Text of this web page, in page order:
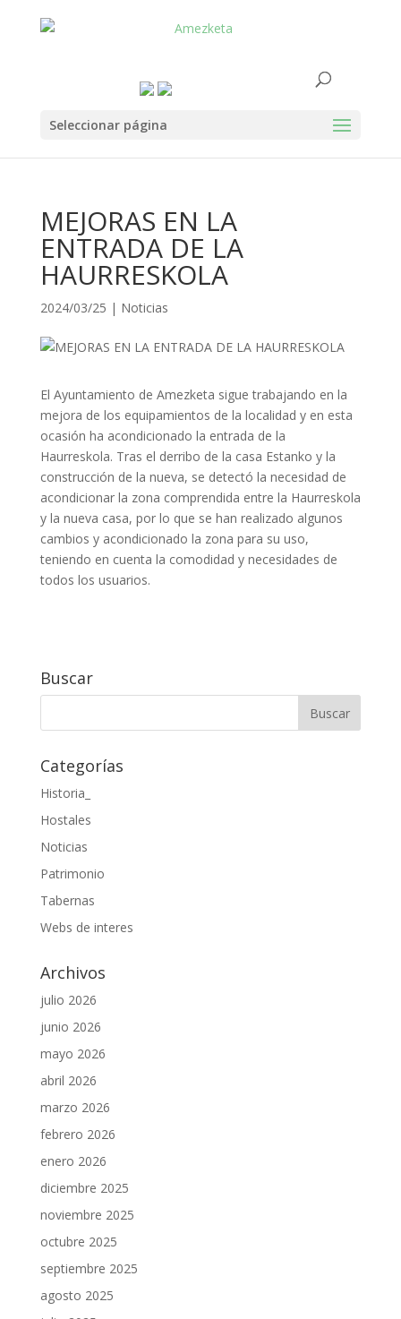
Seleccionar página
MEJORAS EN LA
ENTRADA DE LA
HAURRESKOLA
2024/03/25 | Noticias
El Ayuntamiento de Amezketa sigue trabajando en la
mejora de los equipamientos de la localidad y en esta
ocasión ha acondicionado la entrada de la
Haurreskola. Tras el derribo de la casa Estanko y la
construcción de la nueva, se detectó la necesidad de
acondicionar la zona comprendida entre la Haurreskola
y la nueva casa, por lo que se han realizado algunos
cambios y acondicionado la zona para su uso,
teniendo en cuenta la comodidad y necesidades de
todos los usuarios.
Buscar
Categorías
Historia_
Hostales
Noticias
Patrimonio
Tabernas
Webs de interes
Archivos
julio 2026
junio 2026
mayo 2026
abril 2026
marzo 2026
febrero 2026
enero 2026
diciembre 2025
noviembre 2025
octubre 2025
septiembre 2025
agosto 2025